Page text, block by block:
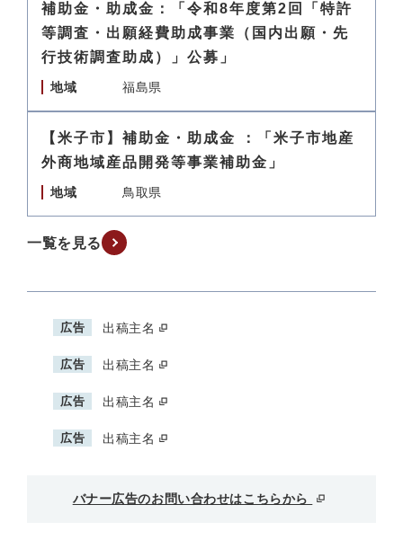
補助金・助成金：「令和8年度第2回「特許
等調査・出願経費助成事業（国内出願・先
行技術調査助成）」公募」
地域 福島県
【米子市】補助金・助成金 ：「米子市地産
外商地域産品開発等事業補助金」
地域 鳥取県
一覧を見る
広告 出稿主名
広告 出稿主名
広告 出稿主名
広告 出稿主名
バナー広告のお問い合わせはこちらから